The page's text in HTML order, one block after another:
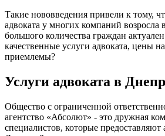
Такие нововведения привели к тому,
адвоката у многих компаний возросла
большого количества граждан
качественные услуги адвоката, цены
приемлемы?
Услуги адвоката в
Общество с ограниченной
агентство «Абсолют» - это дружная
специалистов, которые предоставляют